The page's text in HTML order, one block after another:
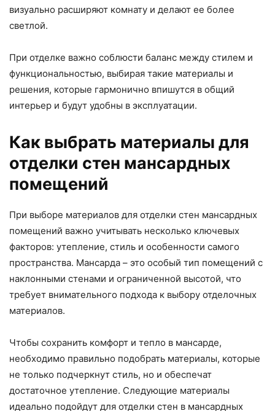
визуально расширяют комнату и делают ее более
светлой.
При отделке важно соблюсти баланс между стилем и
функциональностью, выбирая такие материалы и
решения, которые гармонично впишутся в общий
интерьер и будут удобны в эксплуатации.
Как выбрать материалы для
отделки стен мансардных
помещений
При выборе материалов для отделки стен мансардных
помещений важно учитывать несколько ключевых
факторов: утепление, стиль и особенности самого
пространства. Мансарда – это особый тип помещений с
наклонными стенами и ограниченной высотой, что
требует внимательного подхода к выбору отделочных
материалов.
Чтобы сохранить комфорт и тепло в мансарде,
необходимо правильно подобрать материалы, которые
не только подчеркнут стиль, но и обеспечат
достаточное утепление. Следующие материалы
идеально подойдут для отделки стен в мансардных